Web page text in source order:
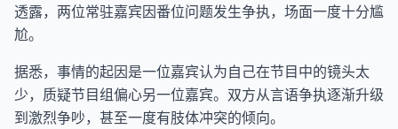
透露，两位常驻嘉宾因番位问题发生争执，场面一度十分尴
尬。
据悉，事情的起因是一位嘉宾认为自己在节目中的镜头太
少，质疑节目组偏心另一位嘉宾。双方从言语争执逐渐升级
到激烈争吵，甚至一度有肢体冲突的倾向。